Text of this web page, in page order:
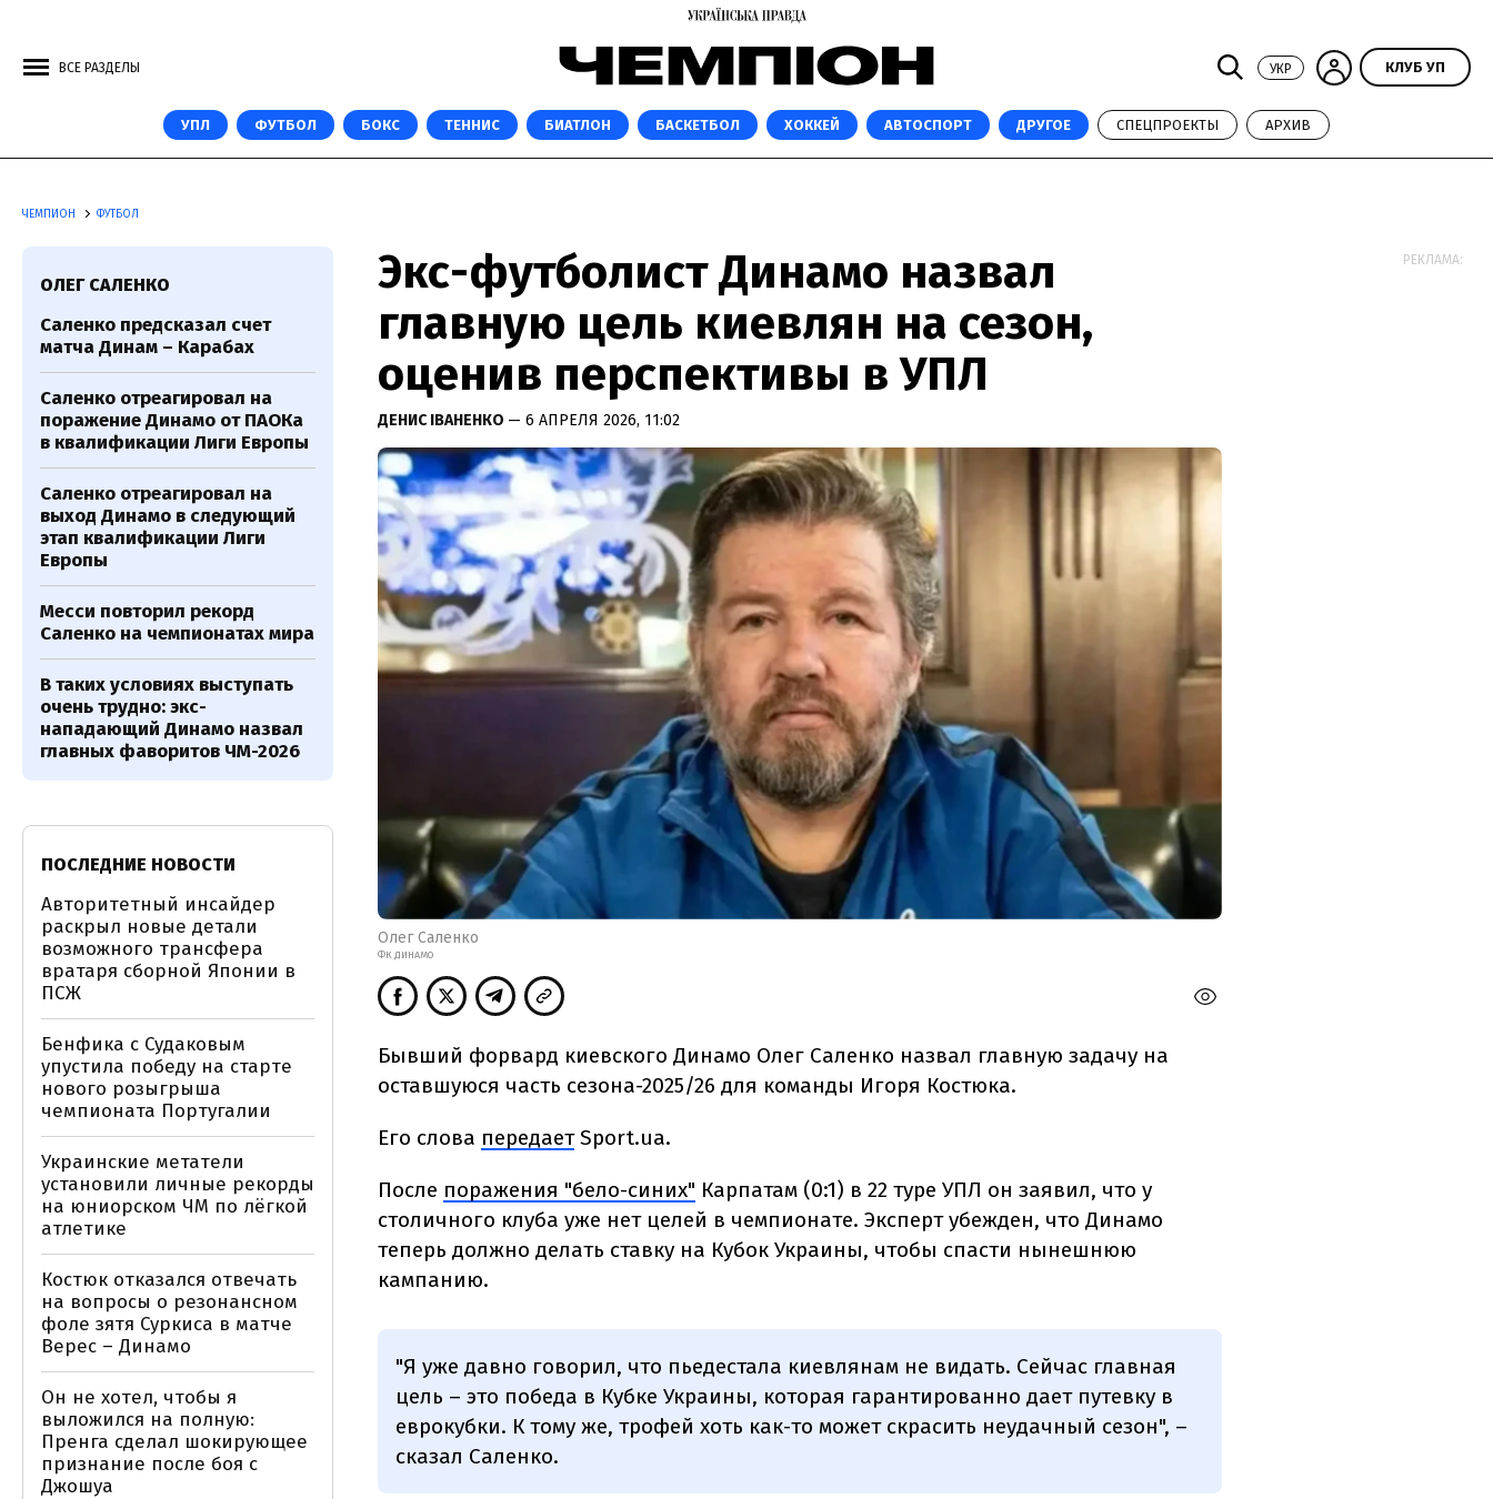
ВСЕ РАЗДЕЛЫ УКР КЛУБ УП
УПЛ ФУТБОЛ БОКС ТЕННИС БИАТЛОН БАСКЕТБОЛ ХОККЕЙ АВТОСПОРТ ДРУГОЕ СПЕЦПРОЕКТЫ АРХИВ
ЧЕМПИОН ФУТБОЛ
Экс-футболист Динамо назвал
главную цель киевлян на сезон,
оценив перспективы в УПЛ
ДЕНИС ІВАНЕНКО — 6 АПРЕЛЯ 2026, 11:02
Олег Саленко
ФК ДИНАМО
Бывший форвард киевского Динамо Олег Саленко назвал главную задачу на
оставшуюся часть сезона-2025/26 для команды Игоря Костюка.
Его слова передаетSport.ua.
После поражения "бело-синих" Карпатам (0:1) в 22 туре УПЛ он заявил, что у
столичного клуба уже нет целей в чемпионате. Эксперт убежден, что Динамо
теперь должно делать ставку на Кубок Украины, чтобы спасти нынешнюю
кампанию.
"Я уже давно говорил, что пьедестала киевлянам не видать. Сейчас главная
цель – это победа в Кубке Украины, которая гарантированно дает путевку в
еврокубки. К тому же, трофей хоть как-то может скрасить неудачный сезон", –
сказал Саленко.
ОЛЕГ САЛЕНКО
Саленко предсказал счет
матча Динам – Карабах
Саленко отреагировал на
поражение Динамо от ПАОКа
в квалификации Лиги Европы
Саленко отреагировал на
выход Динамо в следующий
этап квалификации Лиги
Европы
Месси повторил рекорд
Саленко на чемпионатах мира
В таких условиях выступать
очень трудно: экс-
нападающий Динамо назвал
главных фаворитов ЧМ-2026
ПОСЛЕДНИЕ НОВОСТИ
Авторитетный инсайдер
раскрыл новые детали
возможного трансфера
вратаря сборной Японии в
ПСЖ
Бенфика с Судаковым
упустила победу на старте
нового розыгрыша
чемпионата Португалии
Украинские метатели
установили личные рекорды
на юниорском ЧМ по лёгкой
атлетике
Костюк отказался отвечать
на вопросы о резонансном
фоле зятя Суркиса в матче
Верес – Динамо
Он не хотел, чтобы я
выложился на полную:
Пренга сделал шокирующее
признание после боя с
Джошуа
РЕКЛАМА: